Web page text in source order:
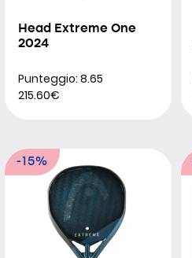
Head Extreme One
2024
Punteggio: 8.65
215.60€
-15%